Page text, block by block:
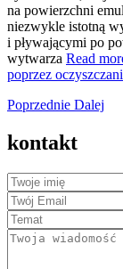
na powierzchni
niezwykle istotną
i pływającymi po
wytwarza Read
poprzez
Poprzednie Dalej
kontakt